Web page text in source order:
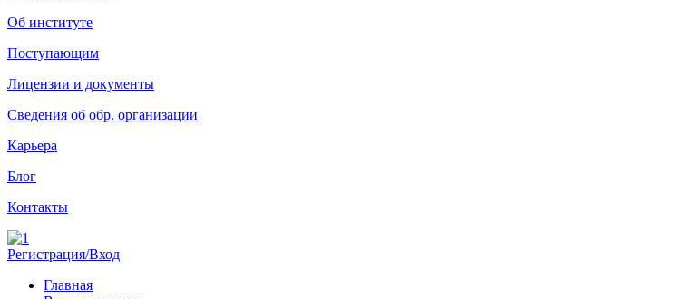
Об институте
Поступающим
Лицензии и документы
Сведения об обр. организации
Карьера
Блог
Контакты
Регистрация/Вход
Главная